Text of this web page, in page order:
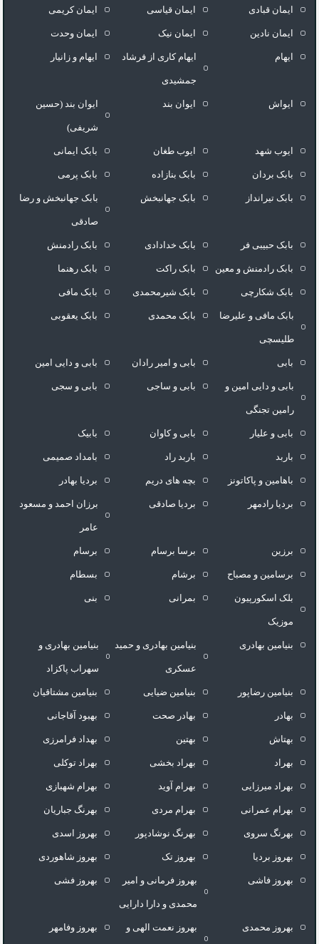
ایمان قبادی ایمان قیاسی ایمان کریمی
ایمان نادین ایمان نیک ایمان وحدت
ایهام ایهام کاری از فرشاد
جمشیدی
ایهام و زانیار
ایواش ایوان بند ایوان بند (حسین
شریفی)
ایوب شهد ایوب طغان بابک ایمانی
بابک بردان بابک بنازاده بابک پرمی
بابک تیرانداز بابک جهانبخش بابک جهانبخش و رضا
صادقی
بابک حبیبی فر بابک خدادادی بابک رادمنش
بابک رادمنش و معین بابک راکت بابک رهنما
بابک شکارچی بابک شیرمحمدی بابک مافی
بابک مافی و علیرضا
طلیسچی
بابک محمدی بابک یعقوبی
بابی بابی و امیر رادان بابی و دایی امین
بابی و دایی امین و
رامین تجنگی
بابی و ساجی بابی و سجی
بابی و علیار بابی و کاوان بابیک
باربد باربد راد بامداد صمیمی
باهامین و پاکاتونز بچه های دریم بردیا بهادر
بردیا رادمهر بردیا صادقی برزان احمد و مسعود
عامر
برزین برسا برسام برسام
برسامین و مصباح برشام بسطام
بلک اسکورپیون
موزیک
بمرانی بنی
بنیامین بهادری بنیامین بهادری و حمید
عسکری
بنیامین بهادری و
سهراب پاکزاد
بنیامین رضاپور بنیامین ضیایی بنیامین مشتاقیان
بهادر بهادر صحت بهبود آقاجانی
بهتاش بهتین بهداد فرامرزى
بهراد بهراد بخشی بهراد توکلی
بهراد میرزایی بهرام آوید بهرام شهبازی
بهرام عمرانی بهرام مردی بهرنگ جباریان
بهرنگ سروى بهرنگ نوشادپور بهروز اسدی
بهروز بردیا بهروز تک بهروز شاهوردی
بهروز فاشی بهروز فرمانی و امیر
محمدی و دارا دارایی
بهروز فشی
بهروز محمدی بهروز نعمت الهی و بهروز وفامهر